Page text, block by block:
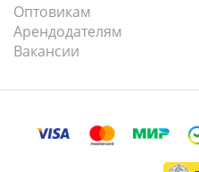
Оптовикам
Арендодателям
Вакансии